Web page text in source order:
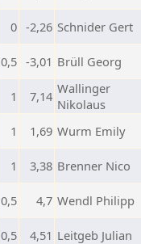
0 -2,26 Schnider Gert
0,5 -3,01 Brüll Georg
1 7,14 Wallinger
Nikolaus
1 1,69 Wurm Emily
1 3,38 Brenner Nico
0,5 4,7 Wendl Philipp
0,5 4,51 Leitgeb Julian